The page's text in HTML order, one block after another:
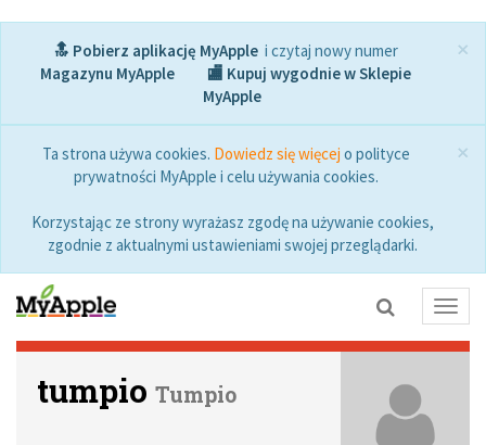
×
🔝 Pobierz aplikację MyApple i czytaj nowy numer
Magazynu MyApple
🏬 Kupuj wygodnie w Sklepie
MyApple
×
Ta strona używa cookies. Dowiedz się więcej o polityce
prywatności MyApple i celu używania cookies.
Korzystając ze strony wyrażasz zgodę na używanie cookies,
zgodnie z aktualnymi ustawieniami swojej przeglądarki.
tumpio Tumpio